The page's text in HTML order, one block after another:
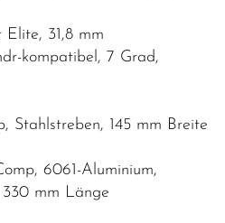
Elite, 31,8 mm
kompatibel, 7 Grad,
Stahlstreben, 145 mm Breite
6061-Aluminium,
mm Länge